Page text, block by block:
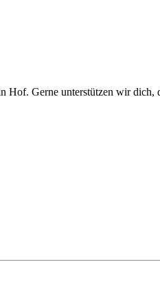
Gerne unterstützen wir